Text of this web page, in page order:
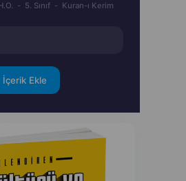
5. Sınıf Kuran-ı Kerim
İçerik Ekle